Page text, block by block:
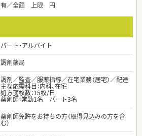
有／全額 上限 円
パート・アルバイト
調剤薬局
調剤／監査／服薬指導／在宅業務（居宅）／配達
主な応需科目：内科、在宅
処方箋枚数：15枚/日
薬剤師：常勤1名 パート3名
薬剤師免許をお持ちの方（取得見込みの方を含
む）